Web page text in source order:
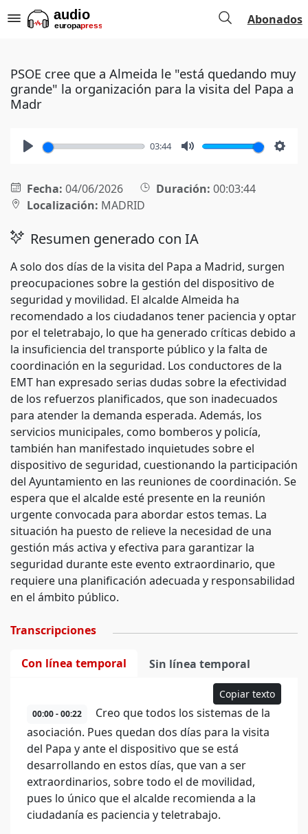
Abonados
PSOE cree que a Almeida le "está quedando muy
grande" la organización para la visita del Papa a
Madr
03:44
Fecha: 04/06/2026 Duración: 00:03:44
Localización: MADRID
Resumen generado con IA
A solo dos días de la visita del Papa a Madrid, surgen
preocupaciones sobre la gestión del dispositivo de
seguridad y movilidad. El alcalde Almeida ha
recomendado a los ciudadanos tener paciencia y optar
por el teletrabajo, lo que ha generado críticas debido a
la insuficiencia del transporte público y la falta de
coordinación en la seguridad. Los conductores de la
EMT han expresado serias dudas sobre la efectividad
de los refuerzos planificados, que son inadecuados
para atender la demanda esperada. Además, los
servicios municipales, como bomberos y policía,
también han manifestado inquietudes sobre el
dispositivo de seguridad, cuestionando la participación
del Ayuntamiento en las reuniones de coordinación. Se
espera que el alcalde esté presente en la reunión
urgente convocada para abordar estos temas. La
situación ha puesto de relieve la necesidad de una
gestión más activa y efectiva para garantizar la
seguridad durante este evento extraordinario, que
requiere una planificación adecuada y responsabilidad
en el ámbito público.
Transcripciones
Con línea temporal Sin línea temporal
Copiar texto
00:00 - 00:22
Creo que todos los sistemas de la
asociación. Pues quedan dos días para la visita
del Papa y ante el dispositivo que se está
desarrollando en estos días, que van a ser
extraordinarios, sobre todo el de movilidad,
pues lo único que el alcalde recomienda a la
ciudadanía es paciencia y teletrabajo.